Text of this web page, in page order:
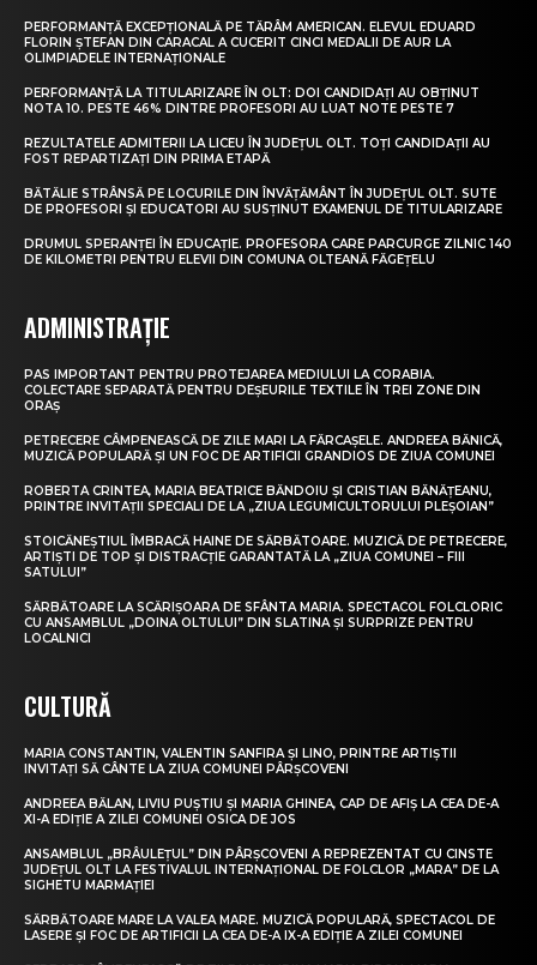
PERFORMANȚĂ EXCEPȚIONALĂ PE TĂRÂM AMERICAN. ELEVUL EDUARD
FLORIN ȘTEFAN DIN CARACAL A CUCERIT CINCI MEDALII DE AUR LA
OLIMPIADELE INTERNAȚIONALE
PERFORMANȚĂ LA TITULARIZARE ÎN OLT: DOI CANDIDAȚI AU OBȚINUT
NOTA 10. PESTE 46% DINTRE PROFESORI AU LUAT NOTE PESTE 7
REZULTATELE ADMITERII LA LICEU ÎN JUDEȚUL OLT. TOȚI CANDIDAȚII AU
FOST REPARTIZAȚI DIN PRIMA ETAPĂ
BĂTĂLIE STRÂNSĂ PE LOCURILE DIN ÎNVĂȚĂMÂNT ÎN JUDEȚUL OLT. SUTE
DE PROFESORI ȘI EDUCATORI AU SUSȚINUT EXAMENUL DE TITULARIZARE
DRUMUL SPERANȚEI ÎN EDUCAȚIE. PROFESORA CARE PARCURGE ZILNIC 140
DE KILOMETRI PENTRU ELEVII DIN COMUNA OLTEANĂ FĂGEȚELU
ADMINISTRAȚIE
PAS IMPORTANT PENTRU PROTEJAREA MEDIULUI LA CORABIA.
COLECTARE SEPARATĂ PENTRU DEȘEURILE TEXTILE ÎN TREI ZONE DIN
ORAȘ
PETRECERE CÂMPENEASCĂ DE ZILE MARI LA FĂRCAȘELE. ANDREEA BĂNICĂ,
MUZICĂ POPULARĂ ȘI UN FOC DE ARTIFICII GRANDIOS DE ZIUA COMUNEI
ROBERTA CRINTEA, MARIA BEATRICE BĂNDOIU ȘI CRISTIAN BĂNĂȚEANU,
PRINTRE INVITAȚII SPECIALI DE LA „ZIUA LEGUMICULTORULUI PLEȘOIAN”
STOICĂNEȘTIUL ÎMBRACĂ HAINE DE SĂRBĂTOARE. MUZICĂ DE PETRECERE,
ARTIȘTI DE TOP ȘI DISTRACȚIE GARANTATĂ LA „ZIUA COMUNEI – FIII
SATULUI”
SĂRBĂTOARE LA SCĂRIȘOARA DE SFÂNTA MARIA. SPECTACOL FOLCLORIC
CU ANSAMBLUL „DOINA OLTULUI” DIN SLATINA ȘI SURPRIZE PENTRU
LOCALNICI
CULTURĂ
MARIA CONSTANTIN, VALENTIN SANFIRA ȘI LINO, PRINTRE ARTIȘTII
INVITAȚI SĂ CÂNTE LA ZIUA COMUNEI PÂRȘCOVENI
ANDREEA BĂLAN, LIVIU PUȘTIU ȘI MARIA GHINEA, CAP DE AFIȘ LA CEA DE-A
XI-A EDIȚIE A ZILEI COMUNEI OSICA DE JOS
ANSAMBLUL „BRÂULEȚUL” DIN PÂRȘCOVENI A REPREZENTAT CU CINSTE
JUDEȚUL OLT LA FESTIVALUL INTERNAȚIONAL DE FOLCLOR „MARA” DE LA
SIGHETU MARMAȚIEI
SĂRBĂTOARE MARE LA VALEA MARE. MUZICĂ POPULARĂ, SPECTACOL DE
LASERE ȘI FOC DE ARTIFICII LA CEA DE-A IX-A EDIȚIE A ZILEI COMUNEI